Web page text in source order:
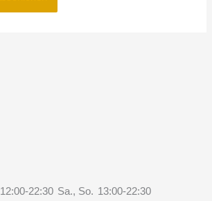
12:00-22:30 Sa., So. 13:00-22:30